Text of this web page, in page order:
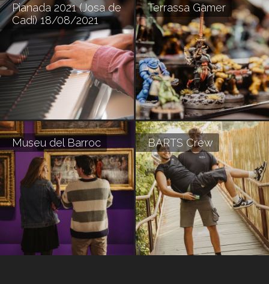
Pianada 2021 (Josa de
Cadí) 18/08/2021
Terrassa Gamer
Museu del Barroc BARTS Crew